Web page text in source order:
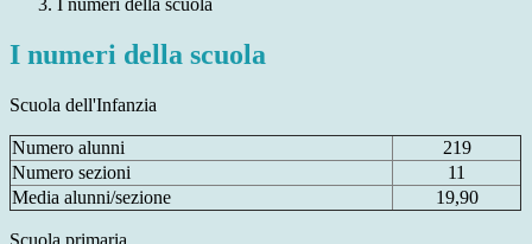
I numeri della scuola
I numeri della scuola
Scuola dell'Infanzia
Numero alunni
219
Numero sezioni
11
Media alunni/sezione
19,90